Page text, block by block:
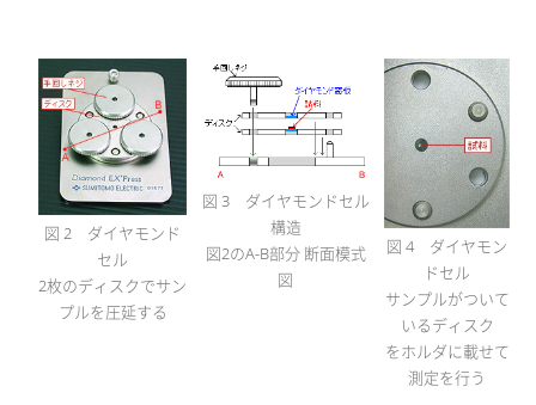
図 2 ダイヤモンド
セル
2枚のディスクでサン
プルを圧延する
図 3 ダイヤモンドセル
構造
図2のA-B部分 断面模式
図
図 4 ダイヤモン
ドセル
サンプルがついて
いるディスク
をホルダに載せて
測定を行う